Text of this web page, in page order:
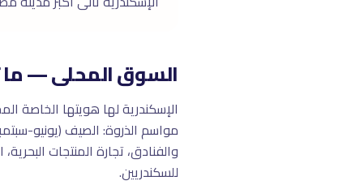
السوق المحلى —
الإسكندرية لها هويتها الخاصة
مواسم الذروة: الصيف (يونيو-
والفنادق، تجارة المنتجات
للسكندريين.